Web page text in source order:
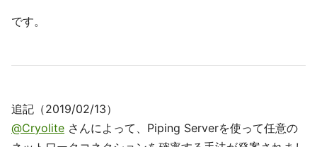
です。
追記（2019/02/13）
@Cryolite さんによって、Piping Serverを使って任意の